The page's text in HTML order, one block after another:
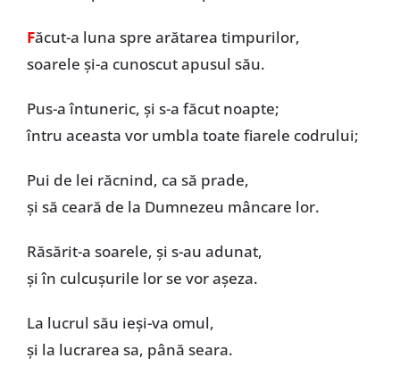
Făcut-a luna spre arătarea timpurilor,
soarele și-a cunoscut apusul său.
Pus-a întuneric, și s-a făcut noapte;
întru aceasta vor umbla toate fiarele codrului;
Pui de lei răcnind, ca să prade,
și să ceară de la Dumnezeu mâncare lor.
Răsărit-a soarele, și s-au adunat,
și în culcușurile lor se vor așeza.
La lucrul său ieși-va omul,
și la lucrarea sa, până seara.